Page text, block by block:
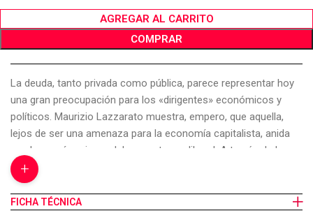
AGREGAR AL CARRITO
COMPRAR
La deuda, tanto privada como pública, parece representar hoy
una gran preocupación para los «dirigentes» económicos y
políticos. Maurizio Lazzarato muestra, empero, que aquella,
lejos de ser una amenaza para la economía capitalista, anida
en el corazón mismo del proyecto neoliberal. A través de la
lectura de un texto poco conocido de Marx, pero también de la
relectura de escritos de Nietzsche, Deleuze, Guattari e incluso
Foucault, el autor demuestra que la deuda es, ante todo, una
+
FICHA TÉCNICA